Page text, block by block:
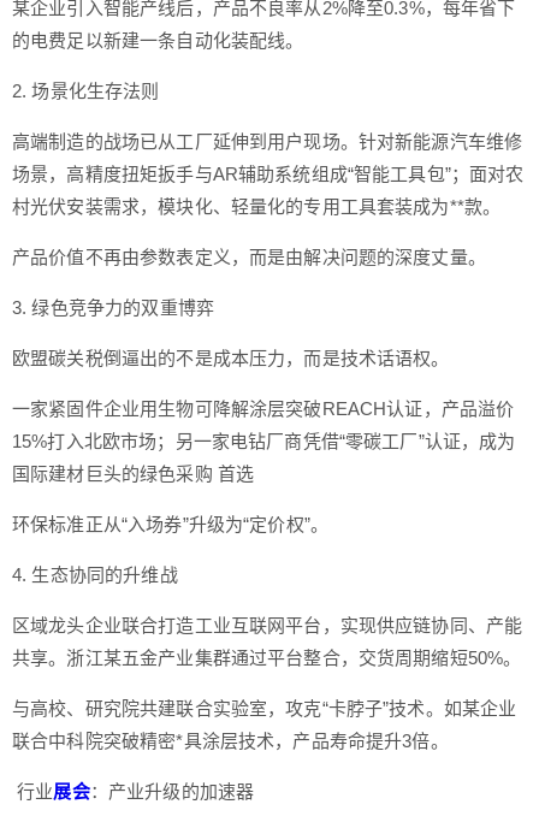
某企业引入智能产线后，产品不良率从2%降至0.3%，每年省下
的电费足以新建一条自动化装配线。
2. 场景化生存法则
高端制造的战场已从工厂延伸到用户现场。针对新能源汽车维修
场景，高精度扭矩扳手与AR辅助系统组成“智能工具包”；面对农
村光伏安装需求，模块化、轻量化的专用工具套装成为**款。
产品价值不再由参数表定义，而是由解决问题的深度丈量。
3. 绿色竞争力的双重博弈
欧盟碳关税倒逼出的不是成本压力，而是技术话语权。
一家紧固件企业用生物可降解涂层突破REACH认证，产品溢价
15%打入北欧市场；另一家电钻厂商凭借“零碳工厂”认证，成为
国际建材巨头的绿色采购 首选
环保标准正从“入场券”升级为“定价权”。
4. 生态协同的升维战
区域龙头企业联合打造工业互联网平台，实现供应链协同、产能
共享。浙江某五金产业集群通过平台整合，交货周期缩短50%。
与高校、研究院共建联合实验室，攻克“卡脖子”技术。如某企业
联合中科院突破精密*具涂层技术，产品寿命提升3倍。
行业展会：产业升级的加速器